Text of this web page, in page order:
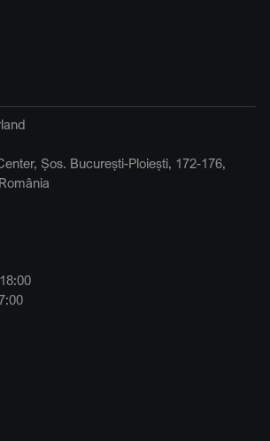
Șos. București-Ploiești, 172-176,